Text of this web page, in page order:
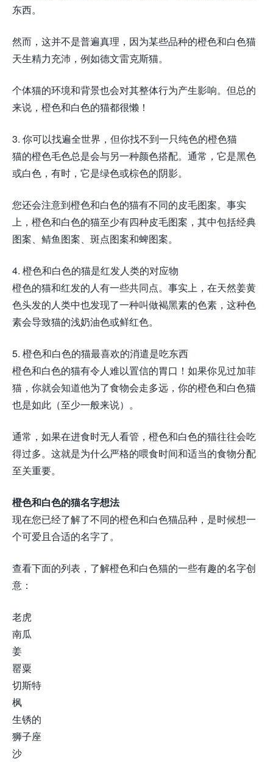
东西。
然而，这并不是普遍真理，因为某些品种的橙色和白色猫
天生精力充沛，例如德文雷克斯猫。
个体猫的环境和背景也会对其整体行为产生影响。但总的
来说，橙色和白色的猫都很懒！
3. 你可以找遍全世界，但你找不到一只纯色的橙色猫
猫的橙色毛色总是会与另一种颜色搭配。通常，它是黑色
或白色，有时，它是绿色或棕色的阴影。
您还会注意到橙色和白色的猫有不同的皮毛图案。事实
上，橙色和白色的猫至少有四种皮毛图案，其中包括经典
图案、鲭鱼图案、斑点图案和​​蜱图案。
4. 橙色和白色的猫是红发人类的对应物
橙色的猫和红发的人有一些共同点。事实上，在天然姜黄
色头发的人类中也发现了一种叫做褐黑素的色素，这种色
素会导致猫的浅奶油色或鲜红色。
5. 橙色和白色的猫最喜欢的消遣是吃东西
橙色和白色的猫有令人难以置信的胃口！如果你见过加菲
猫，你就会知道他为了食物会走多远，你的橙色和白色猫
也是如此（至少一般来说）。
通常，如果在进食时无人看管，橙色和白色的猫往往会吃
得过多。这就是为什么严格的喂食时间和适当的食物分配
至关重要。
橙色和白色的猫名字想法
现在您已经了解了不同的橙色和白色猫品种，是时候想一
个可爱且合适的名字了。
查看下面的列表，了解橙色和白色猫的一些有趣的名字创
意：
老虎
南瓜
姜
罂粟
切斯特
枫
生锈的
狮子座
沙